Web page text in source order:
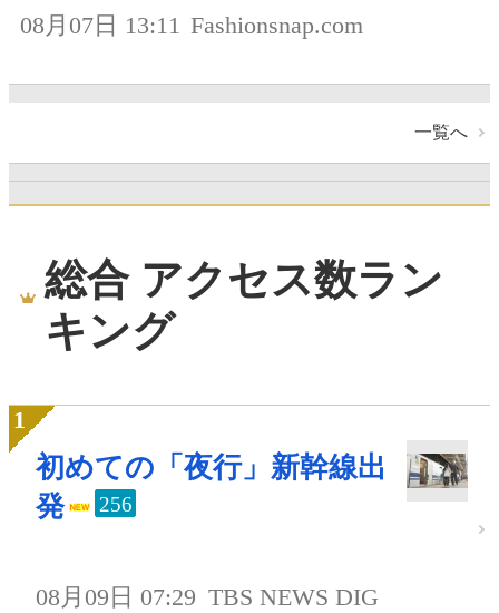
08月07日 13:11 Fashionsnap.com
一覧へ
総合 アクセス数ラン
キング
初めての「夜行」新幹線出
発
256
08月09日 07:29 TBS NEWS DIG